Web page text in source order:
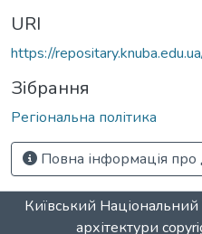
URI
https://
Зібрання
Регіональна політика
Повна інформація про
Київський Національний
архітектури